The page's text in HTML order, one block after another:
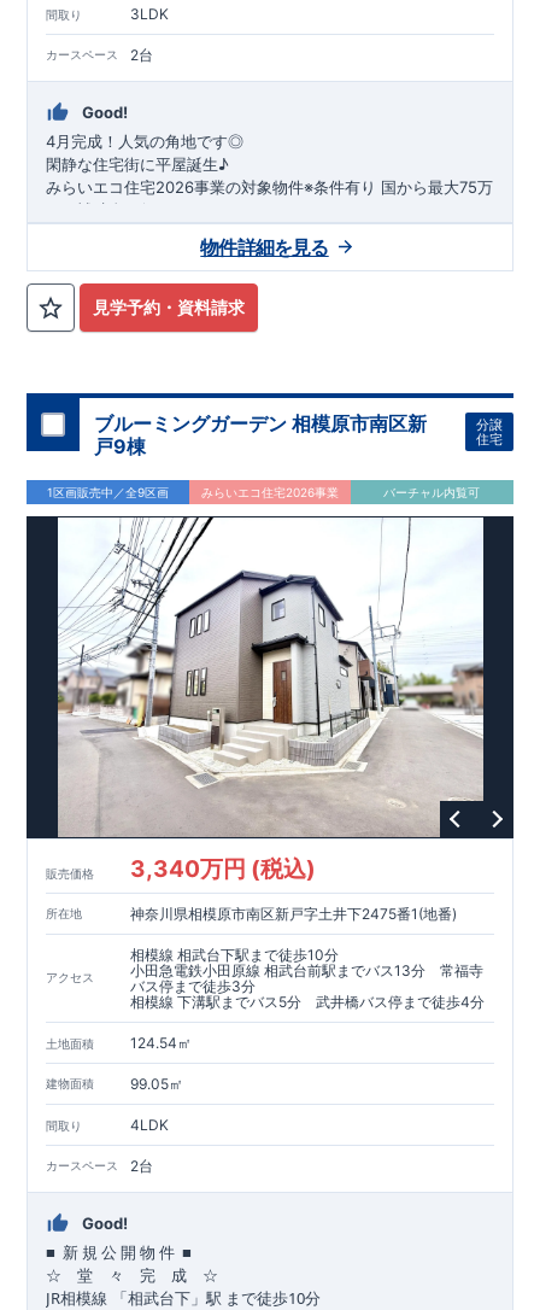
間取り 3LDK
カースペース 2台
Good!
4月完成！人気の角地です◎
閑静な住宅街に平屋誕生♪
​みらいエコ住宅2026事業の対象物件※条件有り 国から最大75万
円の補助金が得られます！
数料が差し引かれます。
​・玄関から直接洗面所・浴室
外から帰ってきたお子様も
​・
キッチンには 食器洗い機完備
​段差のないシームアンダーボウル仕様でお手入れ簡単◎
​・主寝室には
アクセントクロス使用♪
​↓↓クリックで詳細ご紹介
◆充実のアフターサポート◆
​東栄住宅では、お引き渡し後最大4回の無料点検と、最長60年
間の品質保証を実施。
​お引き渡しからが本当のお付き合いだと考え、アフターサービ
スを外部の業者に委託せず、
​東栄住宅グループ「東栄ホームサービス株式会社」にて責任を
もって対応いたします。
​​↓↓クリックで詳細ご紹介
◆長期優良住宅【済】◆
​当物件は国から定められた7つの技術基準をクリアした認定住
宅！
​住宅ローンの金利優遇、税金面の優遇が得られるなどの、金銭
的メリットが大きいのも魅力です。
​東栄住宅はパワービルダーで所得数No.1です！
​◆耐震＋制震。東栄セーフティーダンパー
​大きな揺れから家を守るだけではなく揺れそのものを軽減
​建築基準法に定められた、「数百年に一度発生する地震に対し
​という基準から、さらに1.5倍の耐震力を達成しています。
注文住宅のような個性あふれる間取り、
​住宅品質を担保しながらも
「ここまでやってこの価格」
見学予約・資料請求
物件詳細を見る
ブルーミングガーデン 相模原市南区新
戸9棟
分譲
住宅
1区画販売中／全9区画 みらいエコ住宅2026事業 バーチャル内覧可
販売価格 3,340万円 (税込)
所在地 神奈川県相模原市南区新戸字土井下2475番1(地番)
アクセス
相模線 相武台下駅まで徒歩10分
小田急電鉄小田原線 相武台前駅までバス13分 常福寺
バス停まで徒歩3分
相模線 下溝駅までバス5分 武井橋バス停まで徒歩4分
土地面積 124.54㎡
建物面積 99.05㎡
間取り 4LDK
カースペース 2台
Good!
■ 新 規 公 開 物 件 ■
☆ 堂 々 完 成 ☆
JR相模線 「相武台下」駅 まで徒歩10分